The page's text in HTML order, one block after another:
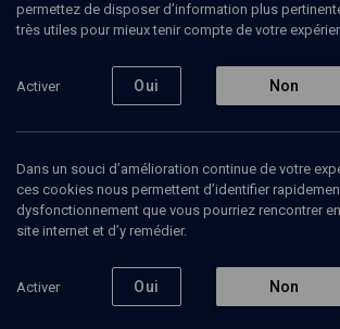
Abonnez-vous à notre
Société La rédaction
permettez de disposer d’information plus
très utiles pour mieux tenir compte de votre
Activer Oui Non
Dans un souci d’amélioration continue de votre
ces cookies nous permettent d’identifier
dysfonctionnement que vous pourriez rencontrer
site internet et d’y remédier.
Activer Oui Non